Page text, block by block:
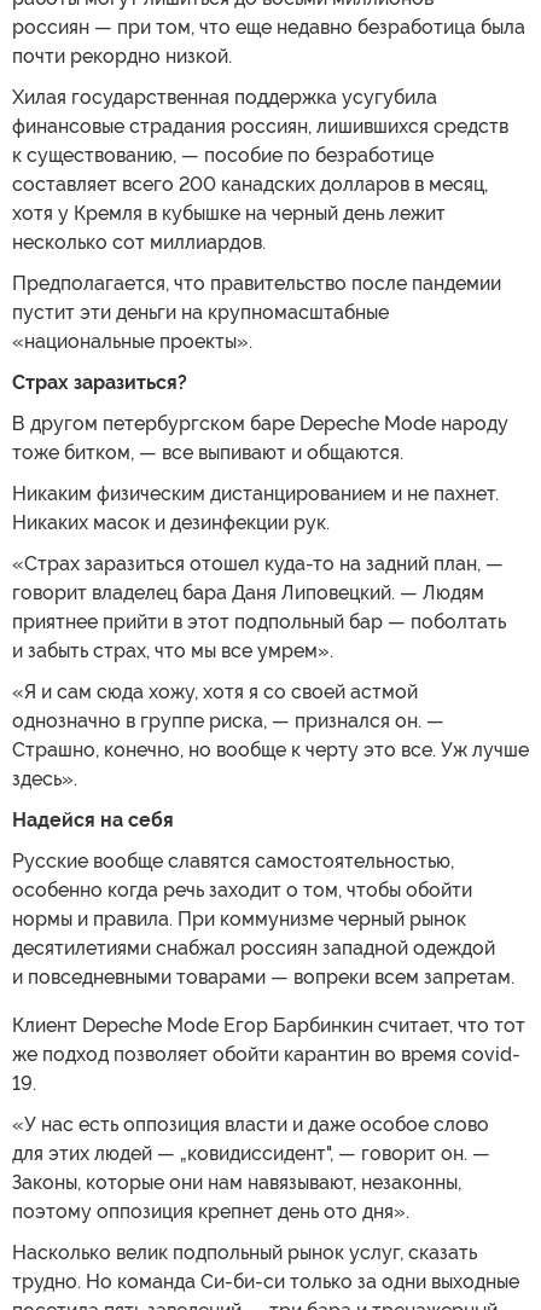
россиян — при том, что еще недавно безработица была
почти рекордно низкой.
Хилая государственная поддержка усугубила
финансовые страдания россиян, лишившихся средств
к существованию, — пособие по безработице
составляет всего 200 канадских долларов в месяц,
хотя у Кремля в кубышке на черный день лежит
несколько сот миллиардов.
Предполагается, что правительство после пандемии
пустит эти деньги на крупномасштабные
«национальные проекты».
Страх заразиться?
В другом петербургском баре Depeche Mode народу
тоже битком, — все выпивают и общаются.
Никаким физическим дистанцированием и не пахнет.
Никаких масок и дезинфекции рук.
«Страх заразиться отошел куда-то на задний план, —
говорит владелец бара Даня Липовецкий. — Людям
приятнее прийти в этот подпольный бар — поболтать
и забыть страх, что мы все умрем».
«Я и сам сюда хожу, хотя я со своей астмой
однозначно в группе риска, — признался он. —
Страшно, конечно, но вообще к черту это все. Уж лучше
здесь».
Надейся на себя
Русские вообще славятся самостоятельностью,
особенно когда речь заходит о том, чтобы обойти
нормы и правила. При коммунизме черный рынок
десятилетиями снабжал россиян западной одеждой
и повседневными товарами — вопреки всем запретам.
Клиент Depeche Mode Егор Барбинкин считает, что тот
же подход позволяет обойти карантин во время covid-
19.
«У нас есть оппозиция власти и даже особое слово
для этих людей — „ковидиссидент", — говорит он. —
Законы, которые они нам навязывают, незаконны,
поэтому оппозиция крепнет день ото дня».
Насколько велик подпольный рынок услуг, сказать
трудно. Но команда Си-би-си только за одни выходные